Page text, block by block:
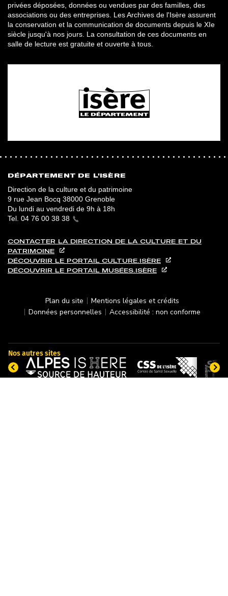
privées déposées, données ou vendues par des familles, des
associations ou des entreprises. Les Archives de l'Isère assurent
la conservation et la communication de documents depuis le XIe
siècle jusqu'à nos jours. La consultation de ces documents en
salle de lecture est gratuite et ouverte à tous.
DÉPARTEMENT DE L'ISÈRE
Direction de la culture et du patrimoine
9 rue Jean Bocq 38000 Grenoble
Du lundi au vendredi de 9h à 18h
Tel. 04 76 00 38 38
CONTACTER LA DIRECTION DE LA CULTURE ET DU
PATRIMOINE
DÉCOUVRIR LE PORTAIL CULTURE.ISÈRE
DÉCOUVRIR LE PORTAIL MUSÉES.ISÈRE
PIED DE PAGE
Plan du site
Mentions légales et crédits
Données personnelles
Accessibilité : non conforme
Nos autres sites